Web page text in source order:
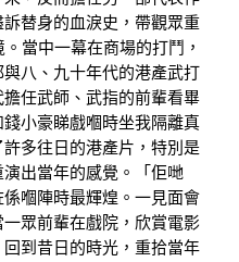
訴替身的血淚史，帶觀眾重
當中一幕在商場的打鬥，
八、九十年代的港產武打
任武師、武指的前輩看畢
小豪睇戲嗰時坐我隔離真
多往日的港產片，特別是
出當年的感覺。「佢哋
係嗰陣時最輝煌。一見面會
眾前輩在戲院，欣賞電影
到昔日的時光，重拾當年